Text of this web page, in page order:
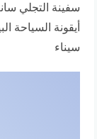
سفينة التجلي
أيقونة السياحة
سيناء